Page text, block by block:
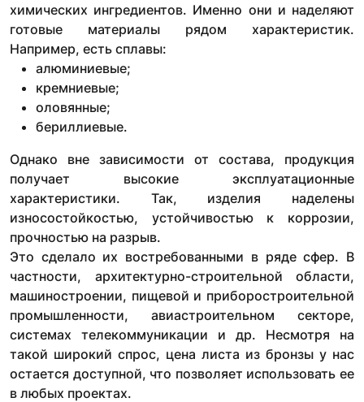
химических ингредиентов. Именно они и наделяют
готовые материалы рядом характеристик.
Например, есть сплавы:
алюминиевые;
кремниевые;
оловянные;
бериллиевые.
Однако вне зависимости от состава, продукция
получает высокие эксплуатационные
характеристики. Так, изделия наделены
износостойкостью, устойчивостью к коррозии,
прочностью на разрыв.
Это сделало их востребованными в ряде сфер. В
частности, архитектурно-строительной области,
машиностроении, пищевой и приборостроительной
промышленности, авиастроительном секторе,
системах телекоммуникации и др. Несмотря на
такой широкий спрос, цена листа из бронзы у нас
остается доступной, что позволяет использовать ее
в любых проектах.